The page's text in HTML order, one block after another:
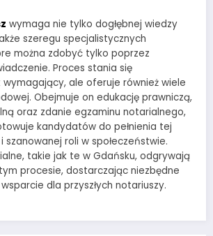
wymaga nie tylko dogłębnej wiedzy
szeregu specjalistycznych
można zdobyć tylko poprzez
Proces stania się
ale oferuje również wiele
Obejmuje on edukację prawniczą,
oraz zdanie egzaminu notarialnego,
kandydatów do pełnienia tej
szanowanej roli w społeczeństwie.
takie jak te w Gdańsku, odgrywają
procesie, dostarczając niezbędne
dla przyszłych notariuszy.